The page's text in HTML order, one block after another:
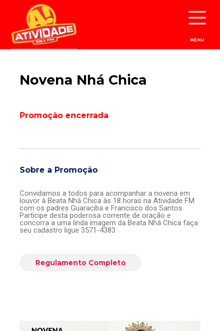
MENU
Novena Nhá Chica
Promoção encerrada
Sobre a Promoção
Convidamos a todos para acompanhar a novena em
louvor à Beata Nhá Chica às 18 horas na Atividade FM
com os padres Guaraciba e Francisco dos Santos.
Participe desta poderosa corrente de oração e
concorra a uma linda imagem da Beata Nhá Chica faça
seu cadastro ligue 3571-4383
Regulamento Completo